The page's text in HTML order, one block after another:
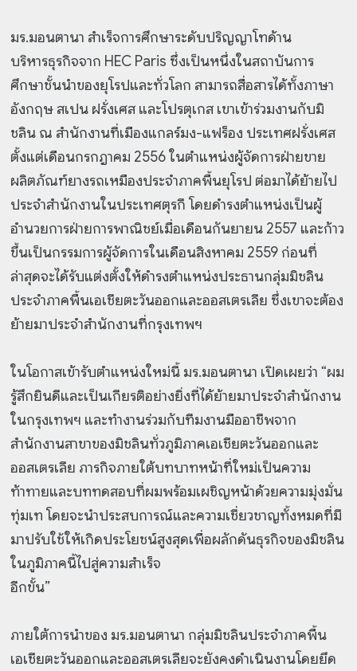
มร.มอนตานา สำเร็จการศึกษาระดับปริญญาโทด้าน
บริหารธุรกิจจาก HEC Paris ซึ่งเป็นหนึ่งในสถาบันการ
ศึกษาชั้นนำของยุโรปและทั่วโลก สามารถสื่อสารได้ทั้งภาษา
อังกฤษ สเปน ฝรั่งเศส และโปรตุเกส เขาเข้าร่วมงานกับมิ
ชลิน ณ สำนักงานที่เมืองแกลร์มง-แฟร็อง ประเทศฝรั่งเศส
ตั้งแต่เดือนกรกฎาคม 2556 ในตำแหน่งผู้จัดการฝ่ายขาย
ผลิตภัณฑ์ยางรถเหมืองประจำภาคพื้นยุโรป ต่อมาได้ย้ายไป
ประจำสำนักงานในประเทศตุรกี โดยดำรงตำแหน่งเป็นผู้
อำนวยการฝ่ายการพาณิชย์เมื่อเดือนกันยายน 2557 และก้าว
ขึ้นเป็นกรรมการผู้จัดการในเดือนสิงหาคม 2559 ก่อนที่
ล่าสุดจะได้รับแต่งตั้งให้ดำรงตำแหน่งประธานกลุ่มมิชลิน
ประจำภาคพื้นเอเชียตะวันออกและออสเตรเลีย ซึ่งเขาจะต้อง
ย้ายมาประจำสำนักงานที่กรุงเทพฯ
ในโอกาสเข้ารับตำแหน่งใหม่นี้ มร.มอนตานา เปิดเผยว่า “ผม
รู้สึกยินดีและเป็นเกียรติอย่างยิ่งที่ได้ย้ายมาประจำสำนักงาน
ในกรุงเทพฯ และทำงานร่วมกับทีมงานมืออาชีพจาก
สำนักงานสาขาของมิชลินทั่วภูมิภาคเอเชียตะวันออกและ
ออสเตรเลีย ภารกิจภายใต้บทบาทหน้าที่ใหม่เป็นความ
ท้าทายและบททดสอบที่ผมพร้อมเผชิญหน้าด้วยความมุ่งมั่น
ทุ่มเท โดยจะนำประสบการณ์และความเชี่ยวชาญทั้งหมดที่มี
มาปรับใช้ให้เกิดประโยชน์สูงสุดเพื่อผลักดันธุรกิจของมิชลิน
ในภูมิภาคนี้ไปสู่ความสำเร็จ
อีกขั้น”
ภายใต้การนำของ มร.มอนตานา กลุ่มมิชลินประจำภาคพื้น
เอเชียตะวันออกและออสเตรเลียจะยังคงดำเนินงานโดยยึด